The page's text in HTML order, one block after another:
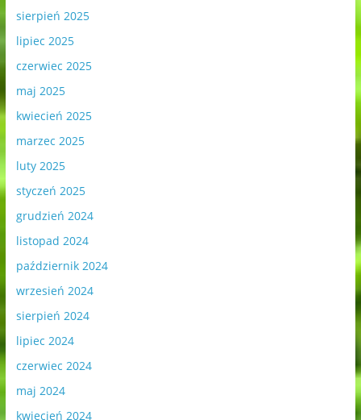
sierpień 2025
lipiec 2025
czerwiec 2025
maj 2025
kwiecień 2025
marzec 2025
luty 2025
styczeń 2025
grudzień 2024
listopad 2024
październik 2024
wrzesień 2024
sierpień 2024
lipiec 2024
czerwiec 2024
maj 2024
kwiecień 2024